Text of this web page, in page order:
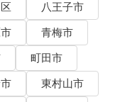
八王子市
青梅市
町田市
東村山市